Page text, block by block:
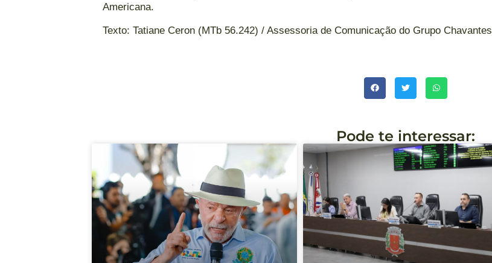
Americana.
Texto: Tatiane Ceron (MTb 56.242) / Assessoria de Comunicação do Grupo Chavantes
Pode te interessar: